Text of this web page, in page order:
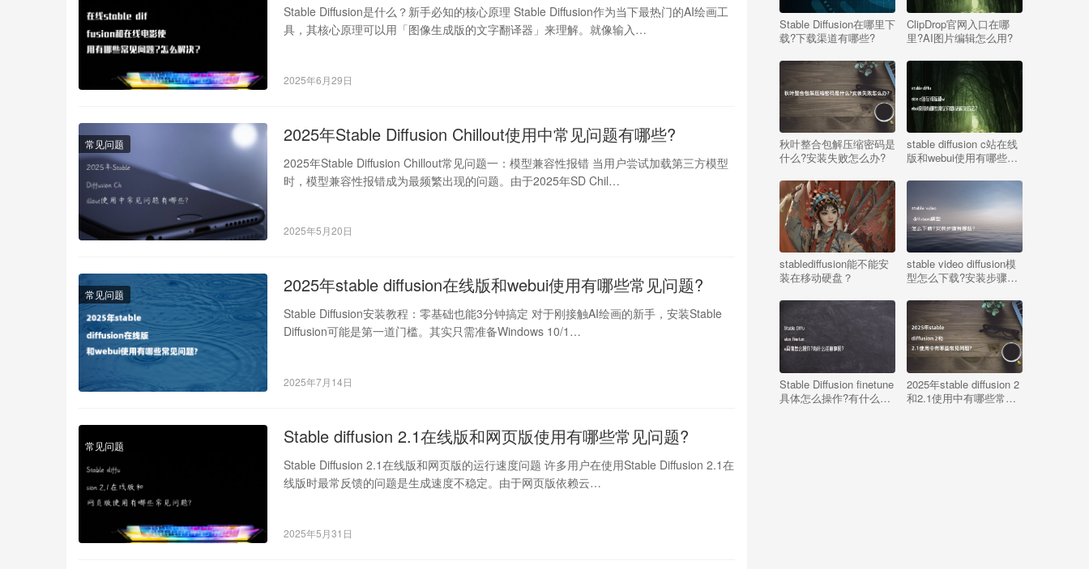
Stable Diffusion是什么？新手必知的核心原理 Stable Diffusion作为当下最热门的AI绘画工
具，其核心原理可以用「图像生成版的文字翻译器」来理解。就像输入…
2025年6月29日
常见问题 2025年Stable Diffusion Chillout使用中常见问题有哪些?
2025年Stable Diffusion Chillout常见问题一：模型兼容性报错 当用户尝试加载第三方模型
时，模型兼容性报错成为最频繁出现的问题。由于2025年SD Chil…
2025年5月20日
常见问题 2025年stable diffusion在线版和webui使用有哪些常见问题?
Stable Diffusion安装教程：零基础也能3分钟搞定 对于刚接触AI绘画的新手，安装Stable
Diffusion可能是第一道门槛。其实只需准备Windows 10/1…
2025年7月14日
常见问题 Stable diffusion 2.1在线版和网页版使用有哪些常见问题?
Stable Diffusion 2.1在线版和网页版的运行速度问题 许多用户在使用Stable Diffusion 2.1在
线版时最常反馈的问题是生成速度不稳定。由于网页版依赖云…
2025年5月31日
Stable Diffusion在哪里下
载?下载渠道有哪些?
ClipDrop官网入口在哪
里?AI图片编辑怎么用?
秋叶整合包解压缩密码是
什么?安装失败怎么办?
stable diffusion c站在线
版和webui使用有哪些常
stablediffusion能不能安
装在移动硬盘？
stable video diffusion模
型怎么下载?安装步骤有
Stable Diffusion finetune
具体怎么操作?有什么注
2025年stable diffusion 2
和2.1使用中有哪些常见